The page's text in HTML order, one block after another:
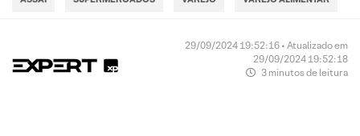
29/09/2024 19:52:16 • Atualizado em
29/09/2024 19:52:18
3 minutos de leitura